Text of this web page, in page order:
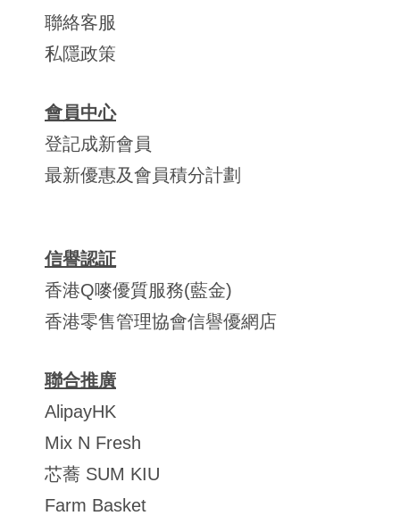
聯絡客服
私隱政策
會員中心
登記成新會員
最新優惠及會員積分計劃
信譽認証
香港Q嘜優質服務(藍金)
香港零售管理協會信譽優網店
聯合推廣
AlipayHK
Mix N Fresh
芯蕎 SUM KIU
Farm Basket